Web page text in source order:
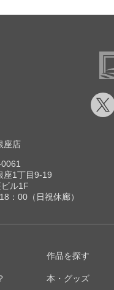
座店
座1丁目9-19
ル1F
：00（日祝休廊）
作品を探す
本・グッズ